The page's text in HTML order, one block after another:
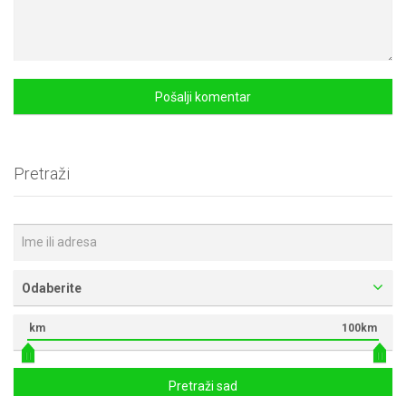
Pretraži
Odaberite
km 100km
Pretraži sad